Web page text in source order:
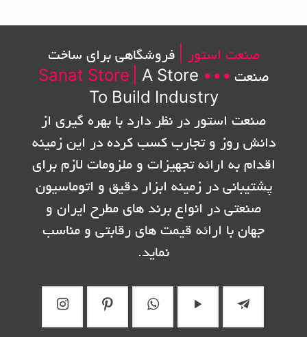
صنعت استور |
فروشگاهی برای ساخت
صنعت •••
Sanat Store
A Store
To Build Industry
صنعت استور در نظر دارد با بهره گیری از
دانش روز و تجارب کسب کرده در این زمینه
اقدام به ارائه تجهیزات و ملزومات لازم برای
پشتیبانی در زمینه ابزار دقیق و اتوماسیون
صنعتی در انواع برند های مطرح ایران و
جهان با ارائه قیمت های رقابتی و مناسب
نماید.